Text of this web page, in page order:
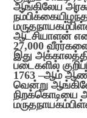
ஆங்கிலேய
ஆட்சியாளன்
27,000
இது
படைகளில்
1763 –ஆம்
வென்று
நிறக்கொடியை